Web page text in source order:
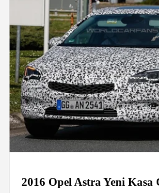
2016 Opel Astra Yeni